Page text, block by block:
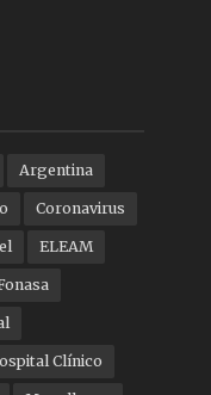
Argentina
Coronavirus
ELEAM
Clínico